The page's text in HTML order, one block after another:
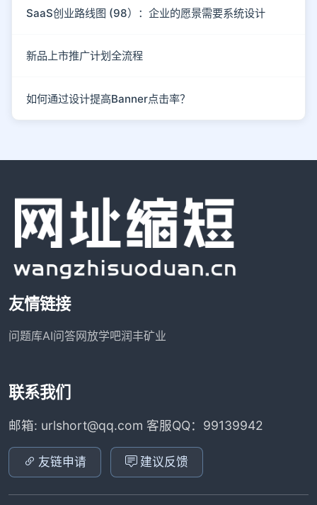
SaaS创业路线图 (98）：企业的愿景需要系统设计
新品上市推广计划全流程
如何通过设计提高Banner点击率？
友情链接
问题库AI问答网放学吧润丰矿业
联系我们
邮箱: urlshort@qq.com 客服QQ：99139942
友链申请 建议反馈